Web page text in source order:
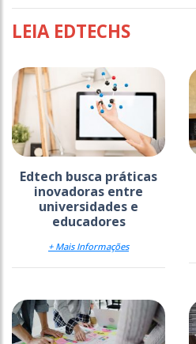
LEIA EDTECHS
Edtech busca práticas
inovadoras entre
universidades e
educadores
+ Mais Informações